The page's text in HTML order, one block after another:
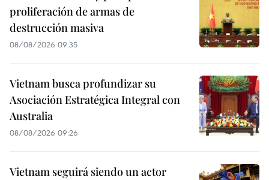
proliferación de armas de
destrucción masiva
08/08/2026 09:35
Vietnam busca profundizar su
Asociación Estratégica Integral con
Australia
08/08/2026 09:26
Vietnam seguirá siendo un actor